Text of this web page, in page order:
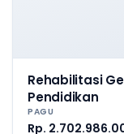
Rehabilitasi
Pendidikan
PAGU
Rp.